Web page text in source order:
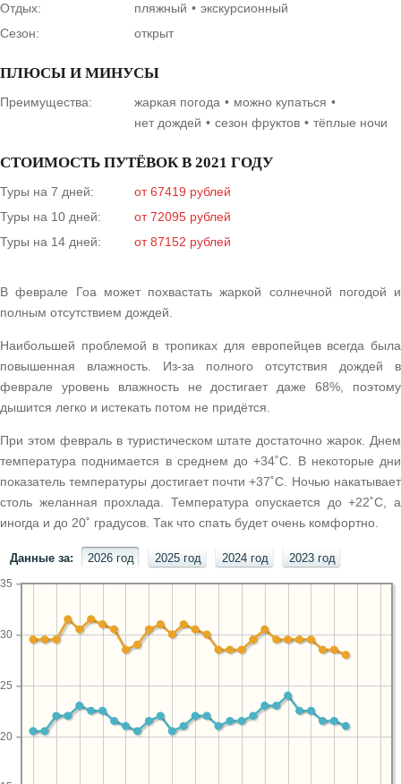
Отдых:
пляжный
экскурсионный
Сезон:
открыт
ПЛЮСЫ И МИНУСЫ
Преимущества: жаркая погода
можно купаться
нет дождей
сезон фруктов тёплые ночи
СТОИМОСТЬ ПУТЁВОК В 2021 ГОДУ
Туры на 7 дней:
от 67419 рублей
Туры на 10 дней:
от 72095 рублей
Туры на 14 дней:
от 87152 рублей
В феврале Гоа может похвастать жаркой солнечной погодой и
полным отсутствием дождей.
Наибольшей проблемой в тропиках для европейцев всегда была
повышенная влажность. Из-за полного отсутствия дождей в
феврале уровень влажность не достигает даже 68%, поэтому
дышится легко и истекать потом не придётся.
При этом февраль в туристическом штате достаточно жарок. Днем
температура поднимается в среднем до +34˚С. В некоторые дни
показатель температуры достигает почти +37˚С. Ночью накатывает
столь желанная прохлада. Температура опускается до +22˚С, а
иногда и до 20˚ градусов. Так что спать будет очень комфортно.